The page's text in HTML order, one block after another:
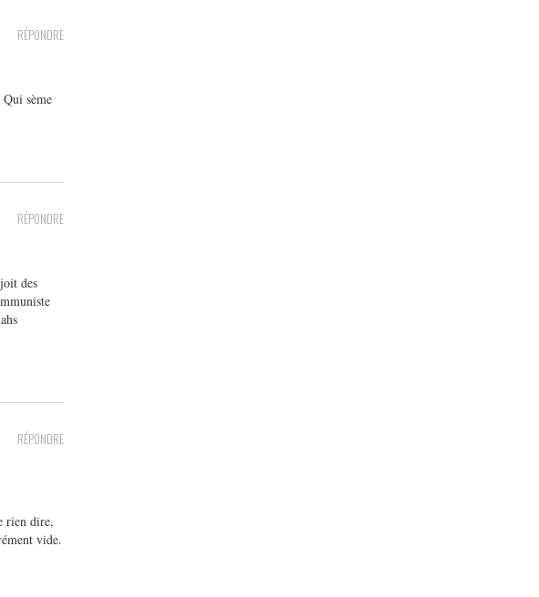
RÉPONDRE
sème
RÉPONDRE
des
RÉPONDRE
rien dire,
vide.